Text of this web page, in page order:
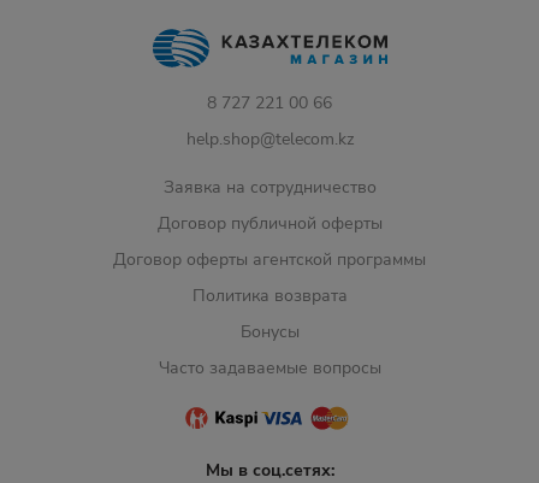
8 727 221 00 66
help.shop@telecom.kz
Заявка на сотрудничество
Договор публичной оферты
Договор оферты агентской программы
Политика возврата
Бонусы
Часто задаваемые вопросы
Мы в соц.сетях: